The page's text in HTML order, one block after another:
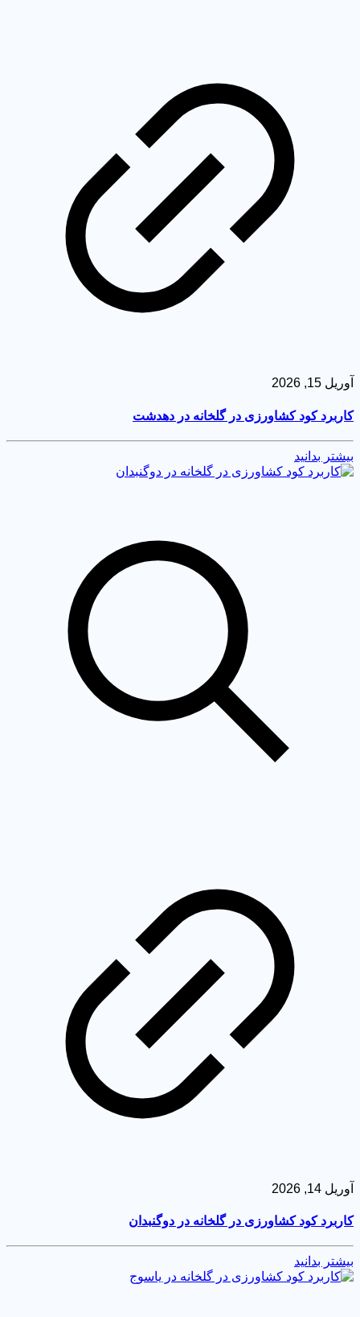
15, 2026
کود کشاورزی در گلخانه در دهدشت
بدانید
14, 2026
کود کشاورزی در گلخانه در دوگنبدان
بدانید